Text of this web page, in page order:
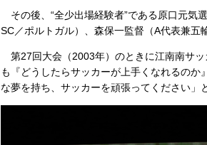
その後、“全少出場経験者”である原口元気
SC／ポルトガル）、森保一監督（A代表兼五
第27回大会（2003年）のときに江南南サッ
も『どうしたらサッカーが上手くなれるの
な夢を持ち、サッカーを頑張ってください」